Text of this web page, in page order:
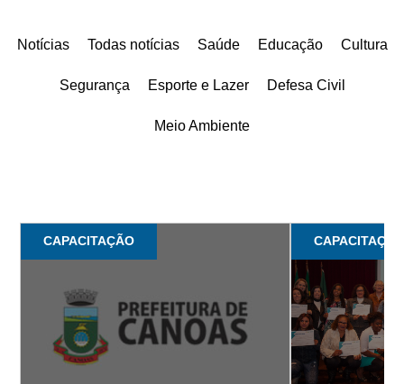
Notícias Todas notícias Saúde Educação Cultura
Segurança Esporte e Lazer Defesa Civil
Meio Ambiente
CAPACITAÇÃO